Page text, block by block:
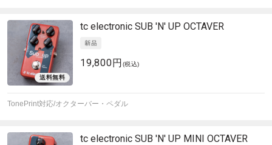
tc electronic SUB 'N' UP OCTAVER
19,800円 (税込)
TonePrint対応/オクターバー・ペダル
tc electronic SUB 'N' UP MINI OCTAVER